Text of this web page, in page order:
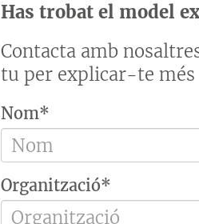
Has trobat el model
Contacta amb
tu per explicar-te més
Nom*
Organització*